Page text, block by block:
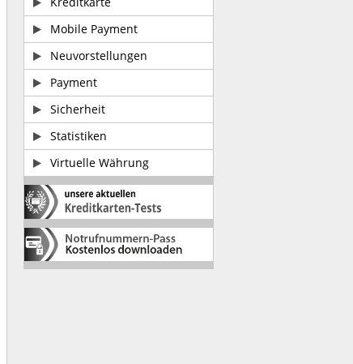
Mobile Payment
Neuvorstellungen
Payment
Sicherheit
Statistiken
Virtuelle Währung